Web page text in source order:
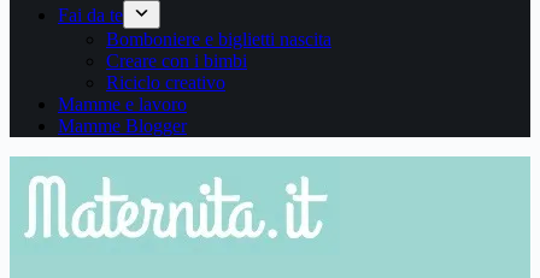
Fai da te
Bomboniere e biglietti nascita
Creare con i bimbi
Riciclo creativo
Mamme e lavoro
Mamme Blogger